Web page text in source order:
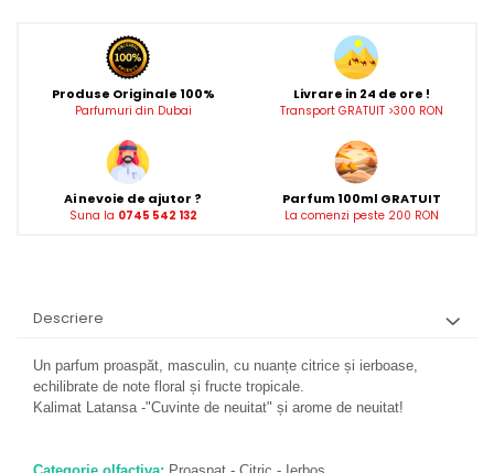
Produse Originale 100%
Parfumuri din Dubai
Livrare in 24 de ore !
Transport GRATUIT >300 RON
Ai nevoie de ajutor ?
Suna la 0745 542 132
Parfum 100ml GRATUIT
La comenzi peste 200 RON
Descriere
Un parfum proaspăt, masculin, cu nuanțe citrice și ierboase,
echilibrate de note floral și fructe tropicale.
Kalimat Latansa -"Cuvinte de neuitat" și arome de neuitat!